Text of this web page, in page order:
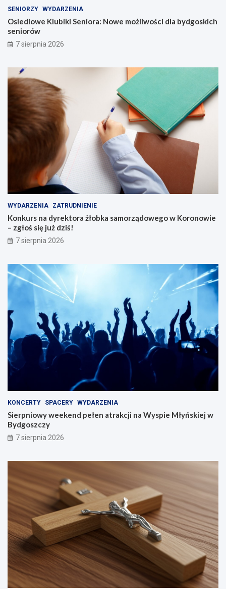
SENIORZY WYDARZENIA
Osiedlowe Klubiki Seniora: Nowe możliwości dla bydgoskich
seniorów
7 sierpnia 2026
WYDARZENIA ZATRUDNIENIE
Konkurs na dyrektora żłobka samorządowego w Koronowie
– zgłoś się już dziś!
7 sierpnia 2026
KONCERTY SPACERY WYDARZENIA
Sierpniowy weekend pełen atrakcji na Wyspie Młyńskiej w
Bydgoszczy
7 sierpnia 2026